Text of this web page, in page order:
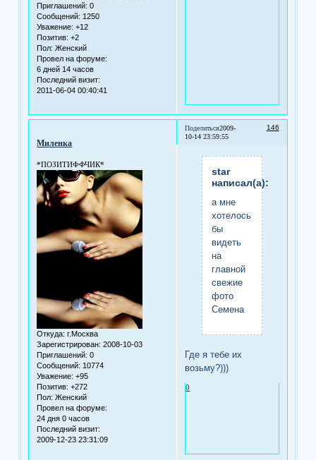
Приглашений: 0
Сообщений: 1250
Уважение: +12
Позитив: +2
Пол: Женский
Провел на форуме:
6 дней 14 часов
Последний визит:
2011-06-04 00:40:41
Поделиться 146
2009-
10-14 23:59:55
Миленка
*ПОЗИТИФФЧИК*
Откуда: г.Москва
Зарегистрирован: 2008-10-03
Приглашений: 0
Сообщений: 10774
Уважение: +95
Позитив: +272
Пол: Женский
Провел на форуме:
24 дня 0 часов
Последний визит:
2009-12-23 23:31:09
star
написал(а):
а мне
хотелось
бы
видеть
на
главной
свежие
фото
Семена
Где я тебе их
возьму?)))
0